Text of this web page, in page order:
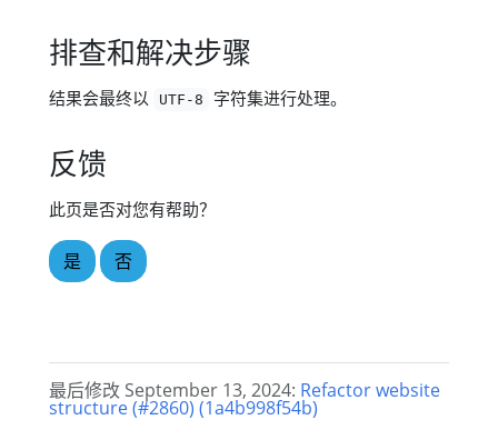
排查和解决步骤
结果会最终以 UTF-8 字符集进行处理。
反馈
此页是否对您有帮助？
是 否
最后修改 September 13, 2024: Refactor website
structure (#2860) (1a4b998f54b)